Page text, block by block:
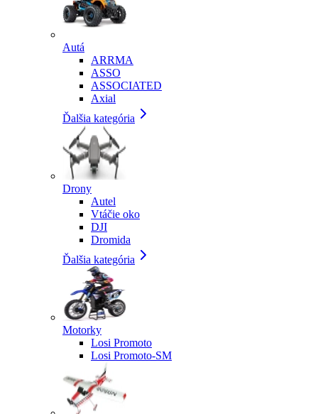
Autá
ARRMA
ASSO
ASSOCIATED
Axial
Ďalšia kategória
Drony
Autel
Vtáčie oko
DJI
Dromida
Ďalšia kategória
Motorky
Losi Promoto
Losi Promoto-SM